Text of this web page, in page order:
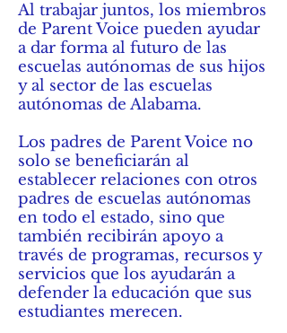
Al trabajar juntos, los miembros
de Parent Voice pueden ayudar
a dar forma al futuro de las
escuelas autónomas de sus hijos
y al sector de las escuelas
autónomas de Alabama.
Los padres de Parent Voice no
solo se beneficiarán al
establecer relaciones con otros
padres de escuelas autónomas
en todo el estado, sino que
también recibirán apoyo a
través de programas, recursos y
servicios que los ayudarán a
defender la educación que sus
estudiantes merecen.